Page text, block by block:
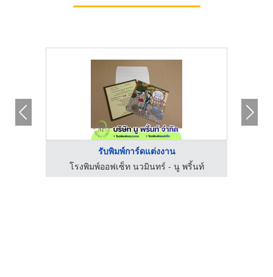
รับพิมพ์การ์ดแต่งงาน
โรงพิมพ์ออฟเซ็ท นวมินทร์ - นู พริ้นท์